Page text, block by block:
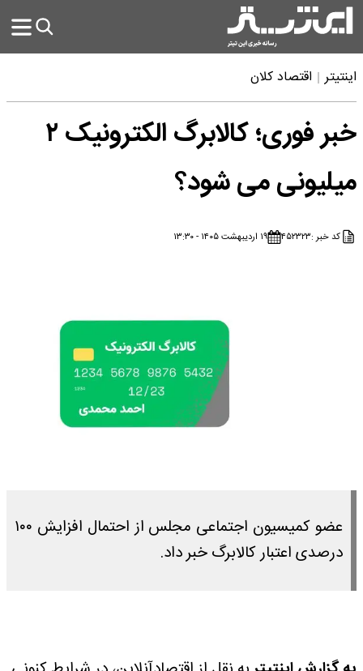
اینتیتر اقتصاد کلان
خبر فوری؛ کالابرگ الکترونیک ۲
میلیونی می شود؟
کد خبر :۴۵۲۳۲۳ ۱۹ اردیبهشت ۱۴۰۵ - ۱۳:۳۰
عضو کمیسیون اجتماعی مجلس از احتمال افزایش ۱۰۰
درصدی اعتبار کالابرگ خبر داد.